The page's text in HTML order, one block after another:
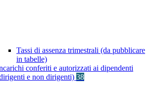
Tassi di assenza trimestrali (da pubblicare
in tabelle)
conferiti e autorizzati ai dipendenti
e non dirigenti) 38